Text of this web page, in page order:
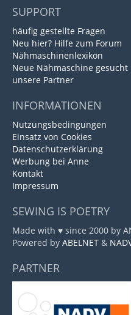
SUPPORT
häufig gestellte Fragen
Neu hier? Hilfe zum Forum
Nähmaschinenlexikon
Neue Nähmaschine gesucht
unsere Partner
INFORMATIONEN
Nutzungsbedingungen
Einsatz von Cookies
Datenschutzerklärung
Werbung bei Anne
Kontakt
Impressum
SEWING IS POETRY
Made with ♥ since 2000 by
Powered by ABELNET &
PARTNER